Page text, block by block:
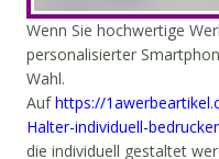
Wenn Sie hochwertige
personalisierter
Wahl.
Aufhttps://
Halter-individuell-
die individuell gestaltet